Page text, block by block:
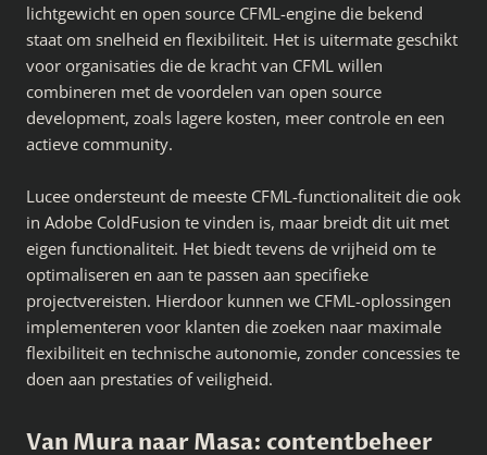
lichtgewicht en open source CFML-engine die bekend
staat om snelheid en flexibiliteit. Het is uitermate geschikt
voor organisaties die de kracht van CFML willen
combineren met de voordelen van open source
development, zoals lagere kosten, meer controle en een
actieve community.
Lucee ondersteunt de meeste CFML-functionaliteit die ook
in Adobe ColdFusion te vinden is, maar breidt dit uit met
eigen functionaliteit. Het biedt tevens de vrijheid om te
optimaliseren en aan te passen aan specifieke
projectvereisten. Hierdoor kunnen we CFML-oplossingen
implementeren voor klanten die zoeken naar maximale
flexibiliteit en technische autonomie, zonder concessies te
doen aan prestaties of veiligheid.
Van Mura naar Masa: contentbeheer